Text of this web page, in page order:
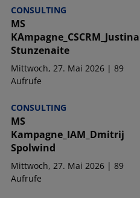
CONSULTING
MS
KAmpagne_CSCRM_Justina
Stunzenaite
Mittwoch, 27. Mai 2026 | 89
Aufrufe
CONSULTING
MS
Kampagne_IAM_Dmitrij
Spolwind
Mittwoch, 27. Mai 2026 | 89
Aufrufe